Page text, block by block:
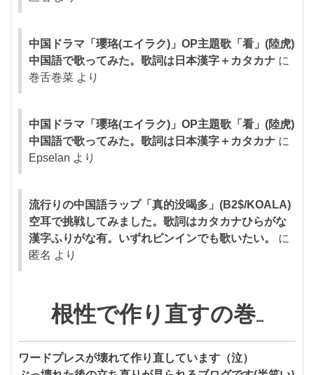
中国ドラマ「瓔珞(エイラク)」OP主題歌「看」(陸虎)
中国語で歌ってみた。歌詞は日本漢字＋カタカナ に
巻舌巻菜 より
中国ドラマ「瓔珞(エイラク)」OP主題歌「看」(陸虎)
中国語で歌ってみた。歌詞は日本漢字＋カタカナ に
Epselan より
流行りの中国語ラップ「真的没喝多」(B2$/KOALA)
空耳で挑戦してみました。歌詞はカタカナひらがな
漢字ふりがな有。いずれピンインでも歌いたい。
に
匿名 より
根性で作り直すの巻…
ワードプレスが壊れて作り直しています（泣）